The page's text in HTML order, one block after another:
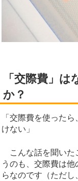
「交際費」
か？
「交際費を使った
けない」
こんな話を聞いた
うのも、交際費は他
らなのです（ただ